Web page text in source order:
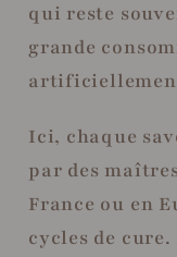
qui reste
grande
Ici, chaque
par des
France ou en
cycles de